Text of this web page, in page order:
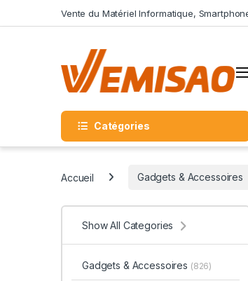
Vente du Matériel Informatique,
Catégories
Accueil Gadgets & Accessoires
Show All Categories
Gadgets & Accessoires (826)